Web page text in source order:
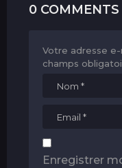
0 COMMENTS
Votre adresse
champs
Enregistrer